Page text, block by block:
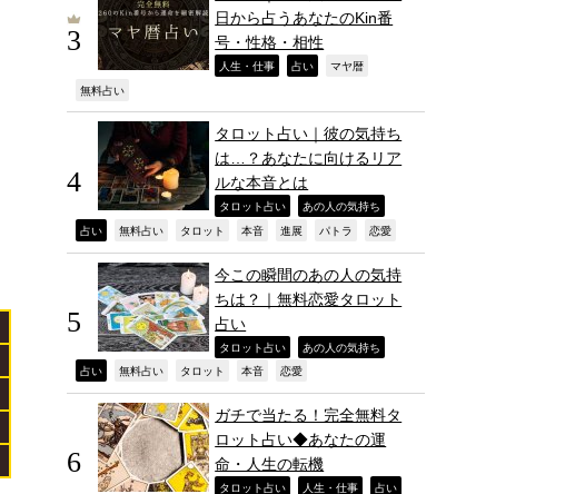
日から占うあなたのKin番
号・性格・相性
人生・仕事 占い マヤ暦
無料占い
タロット占い｜彼の気持ち
は…？あなたに向けるリア
ルな本音とは
タロット占い あの人の気持ち
占い 無料占い タロット 本音 進展 パトラ 恋愛
今この瞬間のあの人の気持
ちは？｜無料恋愛タロット
占い
タロット占い あの人の気持ち
占い 無料占い タロット 本音 恋愛
ガチで当たる！完全無料タ
ロット占い◆あなたの運
命・人生の転機
タロット占い 人生・仕事 占い